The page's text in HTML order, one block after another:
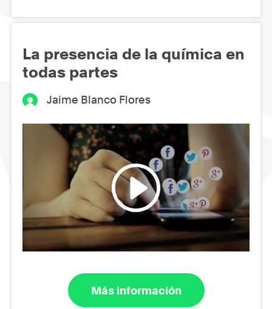
La presencia de la química en
todas partes
Jaime Blanco Flores
Más información